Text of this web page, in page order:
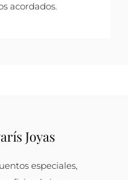
acordados.
Joyas
especiales,